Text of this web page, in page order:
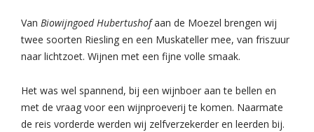
Van Biowijngoed Hubertushofaan de Moezel brengen wij
twee soorten Riesling en een Muskateller mee, van friszuur
naar lichtzoet. Wijnen met een fijne volle smaak.
Het was wel spannend, bij een wijnboer aan te bellen en
met de vraag voor een wijnproeverij te komen. Naarmate
de reis vorderde werden wij zelfverzekerder en leerden bij.